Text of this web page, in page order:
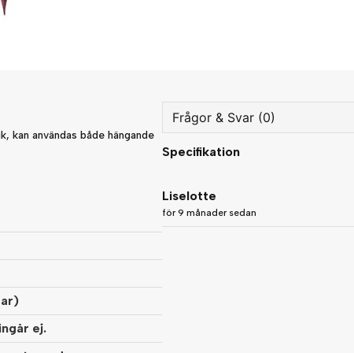
kan användas både hängande
ej.
Frågor & Svar (0)
question
Specifikation
Liselotte
för 9 månader sedan